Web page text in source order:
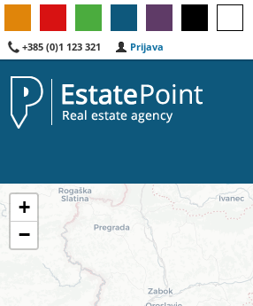
+385 (0)1 123 321 Prijava
+
−